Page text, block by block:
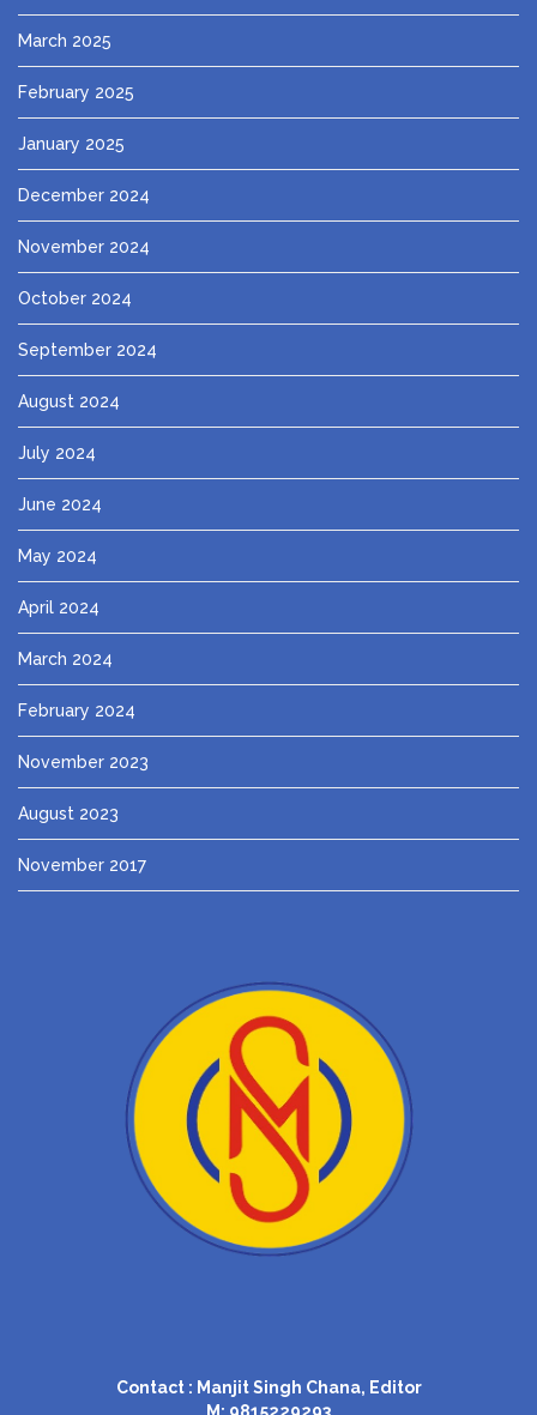
March 2025
February 2025
January 2025
December 2024
November 2024
October 2024
September 2024
August 2024
July 2024
June 2024
May 2024
April 2024
March 2024
February 2024
November 2023
August 2023
November 2017
Contact : Manjit Singh Chana, Editor
M: 9815229293